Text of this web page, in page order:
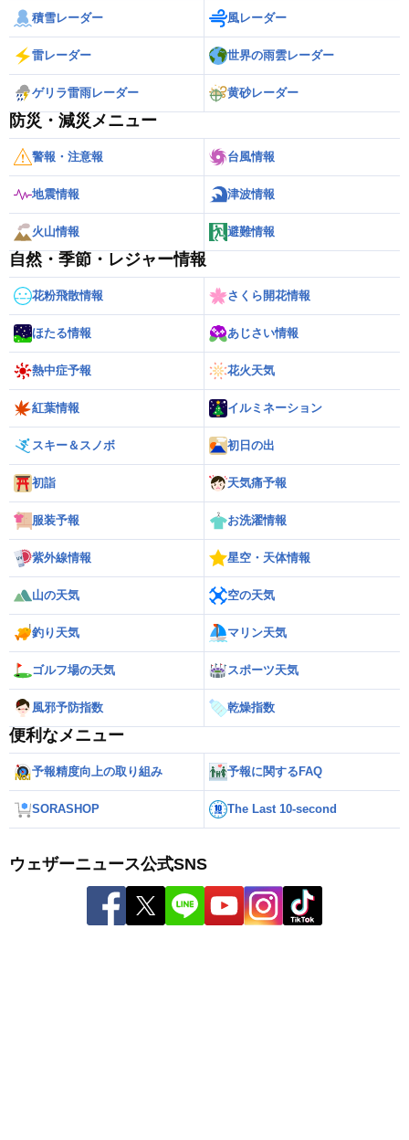
積雪レーダー 風レーダー
雷レーダー 世界の雨雲レーダー
ゲリラ雷雨レーダー 黄砂レーダー
防災・減災メニュー
警報・注意報 台風情報
地震情報 津波情報
火山情報 避難情報
自然・季節・レジャー情報
花粉飛散情報 さくら開花情報
ほたる情報 あじさい情報
熱中症予報 花火天気
紅葉情報 イルミネーション
スキー＆スノボ 初日の出
初詣 天気痛予報
服装予報 お洗濯情報
紫外線情報 星空・天体情報
山の天気 空の天気
釣り天気 マリン天気
ゴルフ場の天気 スポーツ天気
風邪予防指数 乾燥指数
便利なメニュー
予報精度向上の取り組み 予報に関するFAQ
SORASHOP The Last 10-second
ウェザーニュース公式SNS